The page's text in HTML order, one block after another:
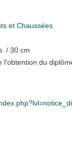
et Chaussées
/ 30 cm
du